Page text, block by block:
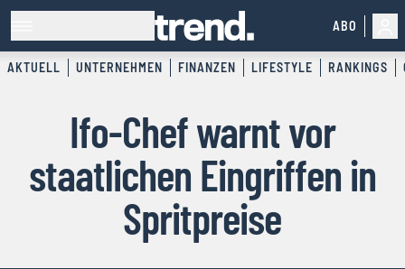
ABO
AKTUELL UNTERNEHMEN FINANZEN LIFESTYLE RANKINGS
Ifo-Chef warnt vor
staatlichen Eingriffen in
Spritpreise